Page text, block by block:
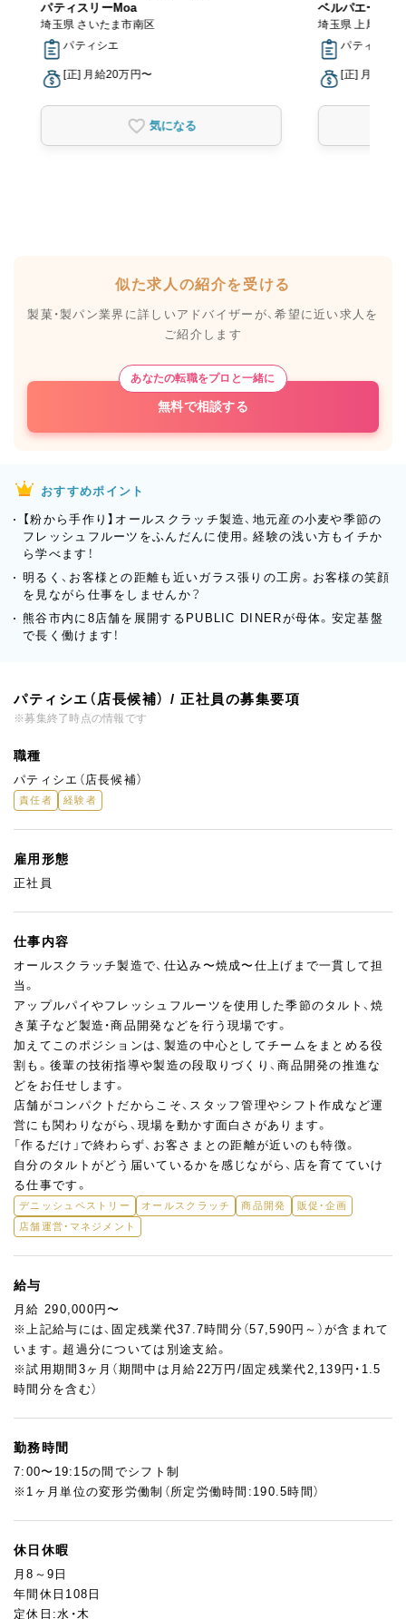
パティスリーMoa
埼玉県 さいたま市南区
パティシエ
[正] 月給20万円〜
気になる
トラン
ベルパエーゼ
埼玉県 上尾市
パティシエ
[正] 月給26
似た求人の紹介を受ける
製菓・製パン業界に詳しいアドバイザーが、希望に近い求人を
ご紹介します
あなたの転職をプロと一緒に
無料で相談する
おすすめポイント
【粉から手作り】オールスクラッチ製造、地元産の小麦や季節の
フレッシュフルーツをふんだんに使用。経験の浅い方もイチか
ら学べます！
明るく、お客様との距離も近いガラス張りの工房。お客様の笑顔
を見ながら仕事をしませんか？
熊谷市内に8店舗を展開するPUBLIC DINERが母体。安定基盤
で長く働けます！
パティシエ（店長候補） / 正社員の募集要項
※募集終了時点の情報です
職種
パティシエ（店長候補）
責任者 経験者
雇用形態
正社員
仕事内容
オールスクラッチ製造で、仕込み〜焼成〜仕上げまで一貫して担
当。
アップルパイやフレッシュフルーツを使用した季節のタルト、焼
き菓子など製造・商品開発などを行う現場です。
加えてこのポジションは、製造の中心としてチームをまとめる役
割も。後輩の技術指導や製造の段取りづくり、商品開発の推進な
どをお任せします。
店舗がコンパクトだからこそ、スタッフ管理やシフト作成など運
営にも関わりながら、現場を動かす面白さがあります。
「作るだけ」で終わらず、お客さまとの距離が近いのも特徴。
自分のタルトがどう届いているかを感じながら、店を育てていけ
る仕事です。
デニッシュペストリー オールスクラッチ 商品開発
販促・企画
店舗運営・マネジメント
給与
月給 290,000円〜
※上記給与には、固定残業代37.7時間分（57,590円～）が含まれて
います。超過分については別途支給。
※試用期間3ヶ月（期間中は月給22万円/固定残業代2,139円・1.5
時間分を含む）
勤務時間
7:00〜19:15の間でシフト制
※1ヶ月単位の変形労働制（所定労働時間:190.5時間）
休日休暇
月8～9日
年間休日108日
定休日:水・木